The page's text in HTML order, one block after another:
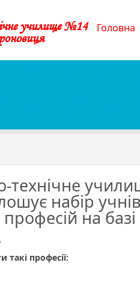
училище №14 Головна
технічне
набір
на базі
технічне
училищепрофесії: